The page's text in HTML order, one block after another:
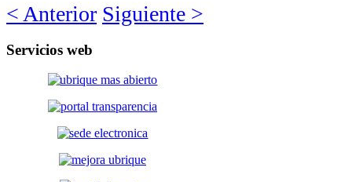
< Anterior Siguiente >
Servicios web